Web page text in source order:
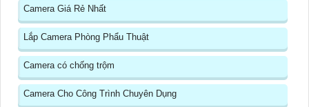
Camera Giá Rẻ Nhất
Lắp Camera Phòng Phẩu Thuật
Camera có chống trộm
Camera Cho Công Trình Chuyên Dụng